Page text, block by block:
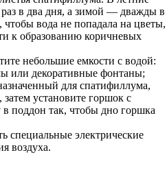
в два дня, а зимой — дважды в
вода не попадала на цветы,
к образованию коричневых
небольшие емкости с водой:
или декоративные фонтаны;
для спатифиллума,
установите горшок с
в поддон так, чтобы дно горшка
специальные электрические
воздуха.